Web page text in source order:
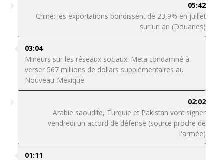
05:42
Chine: les exportations bondissent de 23,9% en juillet
sur un an (Douanes)
03:04
Mineurs sur les réseaux sociaux: Meta condamné à
verser 567 millions de dollars supplémentaires au
Nouveau-Mexique
02:02
Arabie saoudite, Turquie et Pakistan vont signer
vendredi un accord de défense (source proche de
l'armée)
01:11